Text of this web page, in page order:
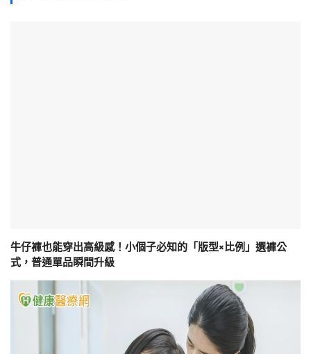
牛仔褲也能穿出高級感！小個子必知的「版型×比例」選褲公
式，普通單品瞬間升級